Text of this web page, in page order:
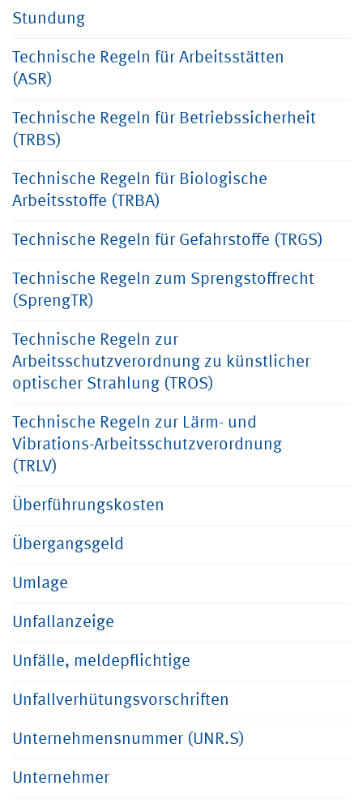
Stundung
Technische Regeln für Arbeitsstätten
(ASR)
Technische Regeln für Betriebssicherheit
(TRBS)
Technische Regeln für Biologische
Arbeitsstoffe (TRBA)
Technische Regeln für Gefahrstoffe (TRGS)
Technische Regeln zum Sprengstoffrecht
(SprengTR)
Technische Regeln zur
Arbeitsschutzverordnung zu künstlicher
optischer Strahlung (TROS)
Technische Regeln zur Lärm- und
Vibrations-Arbeitsschutzverordnung
(TRLV)
Überführungskosten
Übergangsgeld
Umlage
Unfallanzeige
Unfälle, meldepflichtige
Unfallverhütungsvorschriften
Unternehmensnummer (UNR.S)
Unternehmer